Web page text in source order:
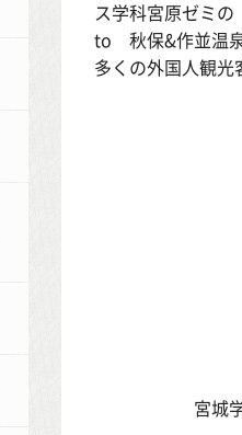
ス学科宮原ゼミ
to 秋保&作並温泉
多くの外国人観光
宮城